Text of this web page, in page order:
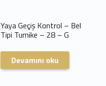
Yaya Geçiş Kontrol – Bel
Tipi Turnike – 28 – G
Devamını oku